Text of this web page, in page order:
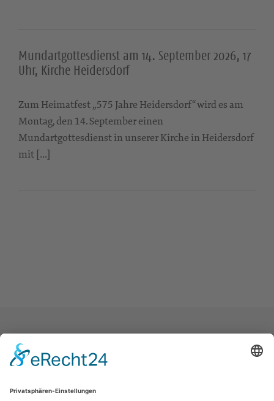
Mundartgottesdienst am 14. September 2026, 17
Uhr, Kirche Heidersdorf
Zum Heimatfest „575 Jahre Heidersdorf“ wird es am
Montag, den 14. September einen
Mundartgottesdienst in unserer Kirche in Heidersdorf
mit […]